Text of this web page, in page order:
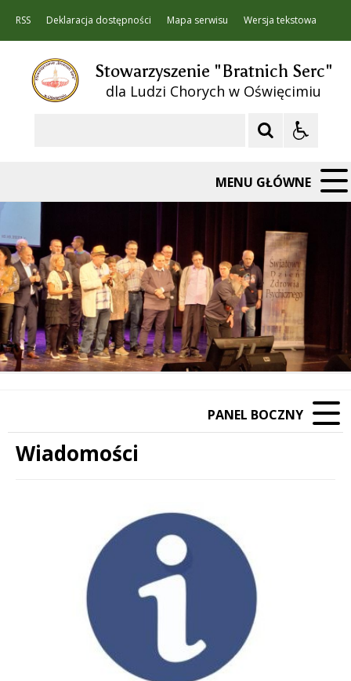
RSS Deklaracja dostępności Mapa serwisu Wersja tekstowa
Stowarzyszenie "Bratnich Serc"
dla Ludzi Chorych w Oświęcimiu
MENU GŁÓWNE
PANEL BOCZNY
Wiadomości